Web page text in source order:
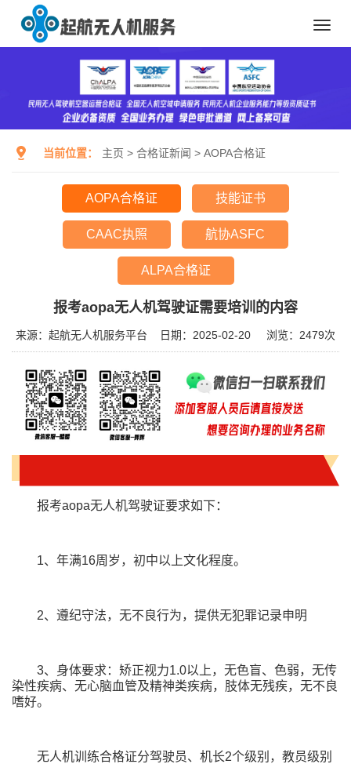
当前位置： 主页 > 合格证新闻 > AOPA合格证
AOPA合格证 技能证书
CAAC执照 航协ASFC
ALPA合格证
报考aopa无人机驾驶证需要培训的内容
来源：起航无人机服务平台 日期：2025-02-20 浏览： 2479次
报考aopa无人机驾驶证要求如下：
1、年满16周岁，初中以上文化程度。
2、遵纪守法，无不良行为，提供无犯罪记录申明
3、身体要求：矫正视力1.0以上，无色盲、色弱，无传
染性疾病、无心脑血管及精神类疾病，肢体无残疾，无不良
嗜好。
无人机训练合格证分驾驶员、机长2个级别，教员级别